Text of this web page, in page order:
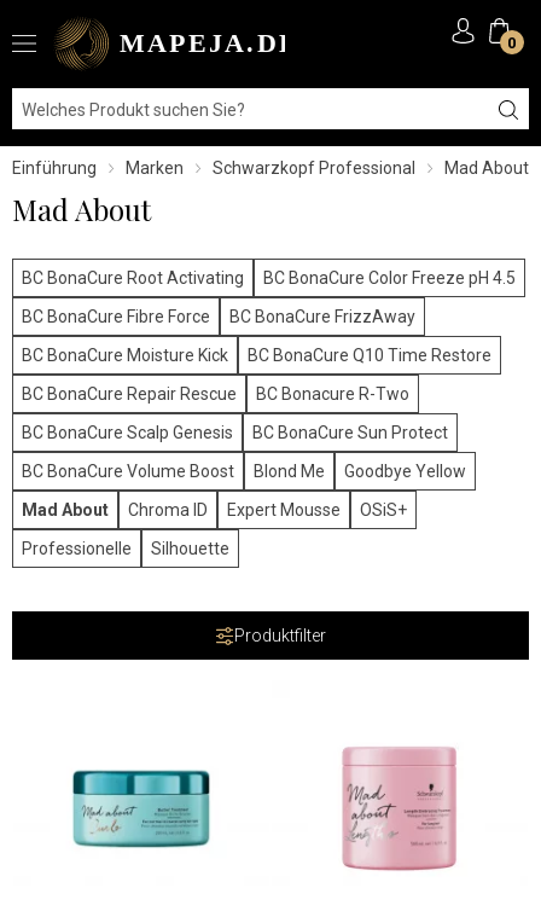
0
Einführung Marken Schwarzkopf Professional Mad About
Mad About
BC BonaCure Root Activating
BC BonaCure Color Freeze pH 4.5
BC BonaCure Fibre Force
BC BonaCure FrizzAway
BC BonaCure Moisture Kick
BC BonaCure Q10 Time Restore
BC BonaCure Repair Rescue
BC Bonacure R-Two
BC BonaCure Scalp Genesis
BC BonaCure Sun Protect
BC BonaCure Volume Boost
Blond Me
Goodbye Yellow
Mad About
Chroma ID Expert Mousse
OSiS+
Professionelle
Silhouette
Produktfilter